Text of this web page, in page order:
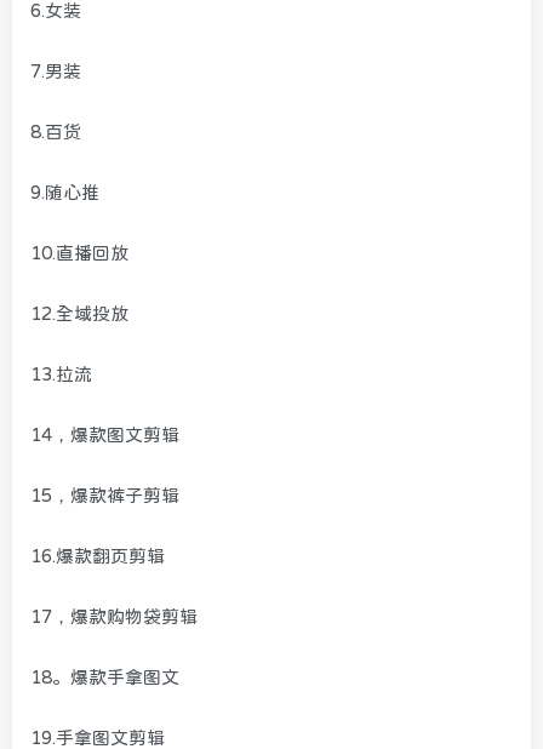
6.女装
7.男装
8.百货
9.随心推
10.直播回放
12.全域投放
13.拉流
14，爆款图文剪辑
15，爆款裤子剪辑
16.爆款翻页剪辑
17，爆款购物袋剪辑
18。爆款手拿图文
19.手拿图文剪辑